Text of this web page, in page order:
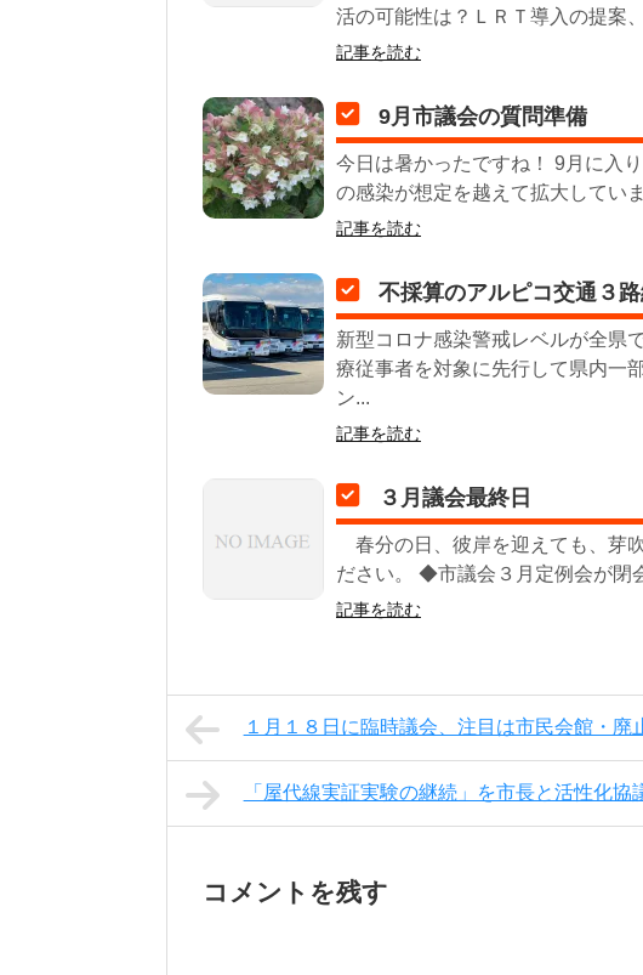
活の可能性は？ＬＲＴ導入の提案
記事を読む
9月市議会の質問準備
今日は暑かったですね！ 9月に入
の感染が想定を越えて拡大してい
記事を読む
不採算のアルピコ交通３
新型コロナ感染警戒レベルが全県
療従事者を対象に先行して県内一
ン...
記事を読む
３月議会最終日
春分の日、彼岸を迎えても、芽
ださい。 ◆市議会３月定例会が
記事を読む
１月１８日に臨時議会、注目は市民会館・廃
「屋代線実証実験の継続」を市長と活性化協
コメントを残す